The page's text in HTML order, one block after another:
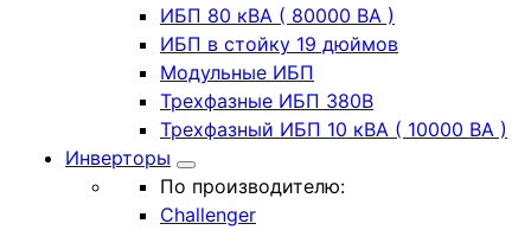
ИБП 80 кВА ( 80000 ВА )
ИБП в стойку 19 дюймов
Модульные ИБП
Трехфазные ИБП 380В
Трехфазный ИБП 10 кВА ( 10000 ВА )
Инверторы
По производителю:
Challenger